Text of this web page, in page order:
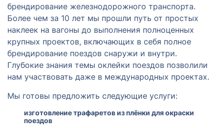
брендирование железнодорожного транспорта.
Более чем за 10 лет мы прошли путь от простых
наклеек на вагоны до выполнения полноценных
крупных проектов, включающих в себя полное
брендирование поездов снаружи и внутри.
Глубокие знания темы оклейки поездов позволили
нам участвовать даже в международных проектах.
Мы готовы предложить следующие услуги:
изготовление трафаретов из плёнки для окраски
поездов